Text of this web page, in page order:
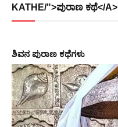
KATHE/">ಪುರಾಣ ಕಥೆ</A>
ಶಿವನ ಪುರಾಣ ಕಥೆಗಳು